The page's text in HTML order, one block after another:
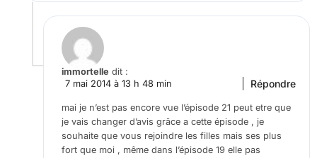
immortelle dit :
7 mai 2014 à 13 h 48 min
mai je n’est pas encore vue l’épisode 21 peut etre que
je vais changer d’avis grâce a cette épisode , je
souhaite que vous rejoindre les filles mais ses plus
fort que moi , même dans l’épisode 19 elle pas
Répondre